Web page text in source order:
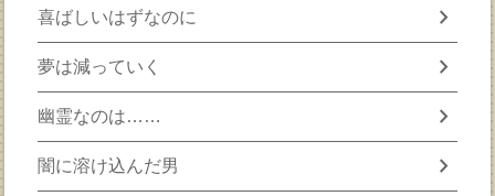
喜ばしいはずなのに chevron_right
夢は減っていく chevron_right
幽霊なのは…… chevron_right
闇に溶け込んだ男 chevron_right